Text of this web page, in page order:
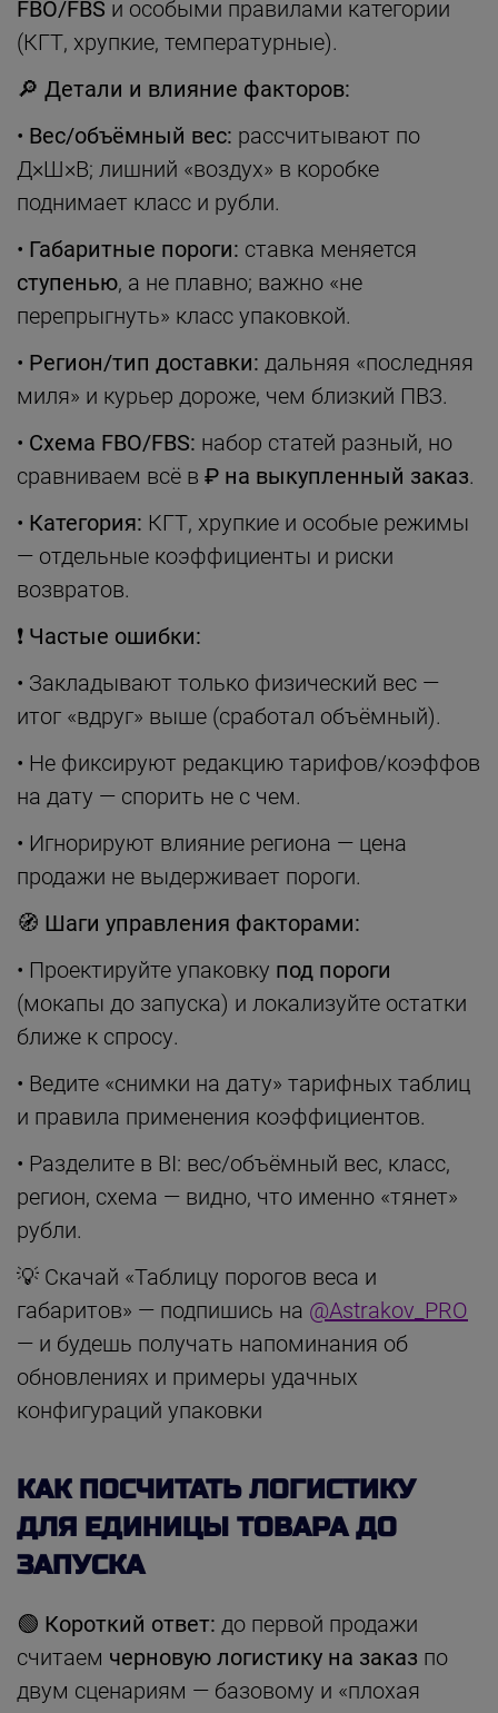
FBO/FBS и особыми правилами категории
(КГТ, хрупкие, температурные).
🔎 Детали и влияние факторов:
• Вес/объёмный вес: рассчитывают по
Д×Ш×В; лишний «воздух» в коробке
поднимает класс и рубли.
• Габаритные пороги: ставка меняется
ступенью, а не плавно; важно «не
перепрыгнуть» класс упаковкой.
• Регион/тип доставки: дальняя «последняя
миля» и курьер дороже, чем близкий ПВЗ.
• Схема FBO/FBS: набор статей разный, но
сравниваем всё в ₽ на выкупленный заказ.
• Категория: КГТ, хрупкие и особые режимы
— отдельные коэффициенты и риски
возвратов.
❗ Частые ошибки:
• Закладывают только физический вес —
итог «вдруг» выше (сработал объёмный).
• Не фиксируют редакцию тарифов/коэффов
на дату — спорить не с чем.
• Игнорируют влияние региона — цена
продажи не выдерживает пороги.
🧭 Шаги управления факторами:
• Проектируйте упаковку под пороги
(мокапы до запуска) и локализуйте остатки
ближе к спросу.
• Ведите «снимки на дату» тарифных таблиц
и правила применения коэффициентов.
• Разделите в BI: вес/объёмный вес, класс,
регион, схема — видно, что именно «тянет»
рубли.
💡 Скачай «Таблицу порогов веса и
габаритов» — подпишись на @Astrakov_PRO
— и будешь получать напоминания об
обновлениях и примеры удачных
конфигураций упаковки
КАК ПОСЧИТАТЬ ЛОГИСТИКУ
ДЛЯ ЕДИНИЦЫ ТОВАРА ДО
ЗАПУСКА
🟢 Короткий ответ: до первой продажи
считаем черновую логистику на заказ по
двум сценариям — базовому и «плохая